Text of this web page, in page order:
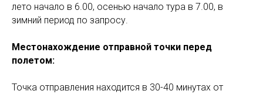
лето начало в 6.00, осенью начало тура в 7.00, в
зимний период по запросу.
Местонахождение отправной точки перед
полетом:
Точка отправления находится в 30-40 минутах от